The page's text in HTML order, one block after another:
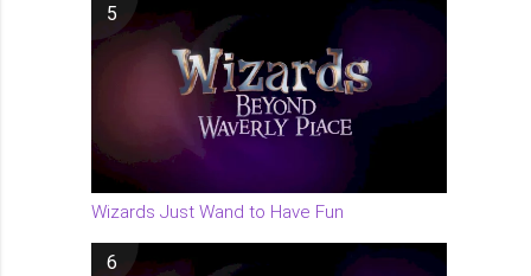
5
Wizards Just Wand to Have Fun
6